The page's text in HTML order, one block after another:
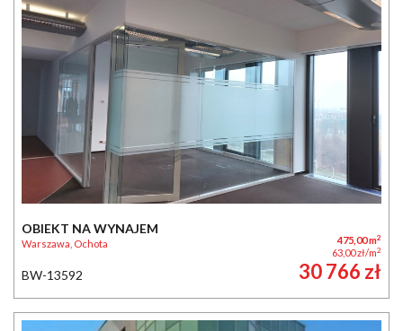
OBIEKT NA WYNAJEM
Warszawa, Ochota 475,00 m2
63,00 zł/m2
BW-13592 30 766 zł